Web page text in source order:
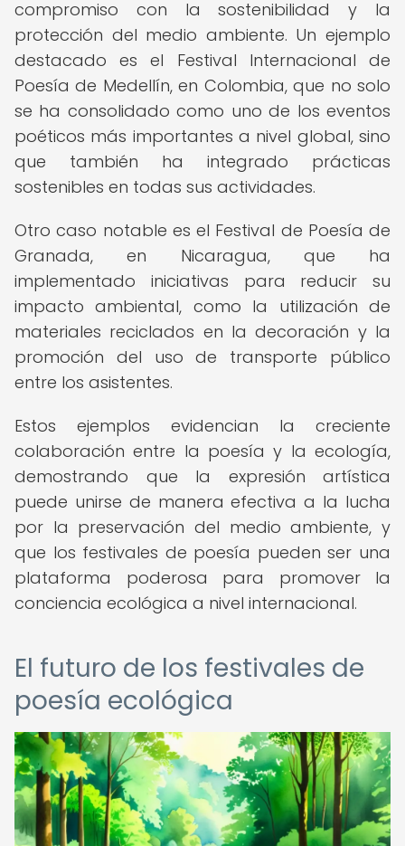
compromiso con la sostenibilidad y la
protección del medio ambiente. Un ejemplo
destacado es el Festival Internacional de
Poesía de Medellín, en Colombia, que no solo
se ha consolidado como uno de los eventos
poéticos más importantes a nivel global, sino
que también ha integrado prácticas
sostenibles en todas sus actividades.
Otro caso notable es el Festival de Poesía de
Granada, en Nicaragua, que ha
implementado iniciativas para reducir su
impacto ambiental, como la utilización de
materiales reciclados en la decoración y la
promoción del uso de transporte público
entre los asistentes.
Estos ejemplos evidencian la creciente
colaboración entre la poesía y la ecología,
demostrando que la expresión artística
puede unirse de manera efectiva a la lucha
por la preservación del medio ambiente, y
que los festivales de poesía pueden ser una
plataforma poderosa para promover la
conciencia ecológica a nivel internacional.
El futuro de los festivales de
poesía ecológica